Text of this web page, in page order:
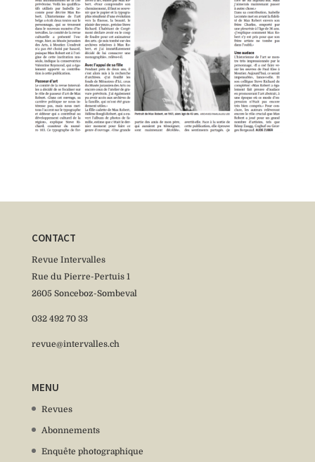
CONTACT
Revue Intervalles
Rue du Pierre-Pertuis 1
2605 Sonceboz-Sombeval
032 492 70 33
revue@intervalles.ch
MENU
Revues
Abonnements
Enquête photographique